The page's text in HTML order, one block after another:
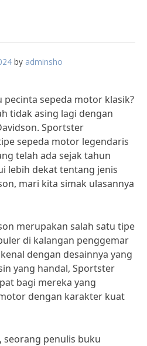
by adminsho
pecinta sepeda motor klasik?
tidak asing lagi dengan
Sportster
sepeda motor legendaris
telah ada sejak tahun
lebih dekat tentang jenis
mari kita simak ulasannya
merupakan salah satu tipe
di kalangan penggemar
dengan desainnya yang
yang handal, Sportster
bagi mereka yang
dengan karakter kuat
penulis buku